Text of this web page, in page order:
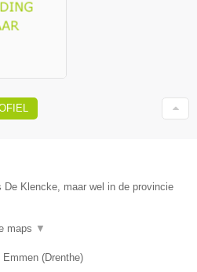
De Klencke, maar wel in de provincie
maps ▼
Emmen (Drenthe)